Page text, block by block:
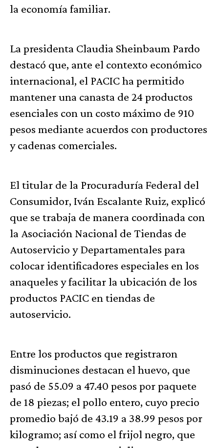
la economía familiar.
La presidenta Claudia Sheinbaum Pardo
destacó que, ante el contexto económico
internacional, el PACIC ha permitido
mantener una canasta de 24 productos
esenciales con un costo máximo de 910
pesos mediante acuerdos con productores
y cadenas comerciales.
El titular de la Procuraduría Federal del
Consumidor, Iván Escalante Ruiz, explicó
que se trabaja de manera coordinada con
la Asociación Nacional de Tiendas de
Autoservicio y Departamentales para
colocar identificadores especiales en los
anaqueles y facilitar la ubicación de los
productos PACIC en tiendas de
autoservicio.
Entre los productos que registraron
disminuciones destacan el huevo, que
pasó de 55.09 a 47.40 pesos por paquete
de 18 piezas; el pollo entero, cuyo precio
promedio bajó de 43.19 a 38.99 pesos por
kilogramo; así como el frijol negro, que